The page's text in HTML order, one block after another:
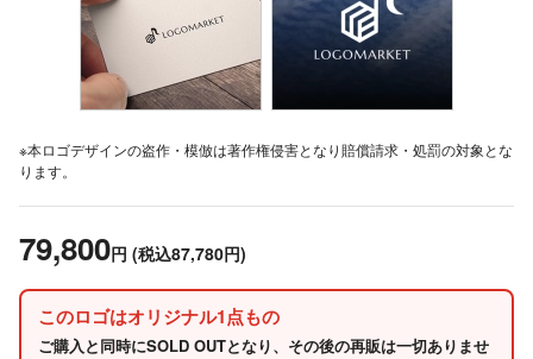
※本ロゴデザインの盗作・模倣は著作権侵害となり賠償請求・処罰の対象とな
ります。
79,800円 (税込87,780円)
このロゴはオリジナル1点もの
ご購入と同時にSOLD OUTとなり、その後の再販は一切ありませ